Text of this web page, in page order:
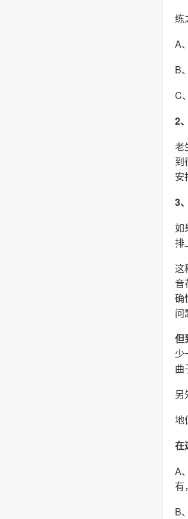
练
A
B
C
2
老
到
安
3
如
排
这
音
确
问
但
少
曲
另
地
在
A
有
B